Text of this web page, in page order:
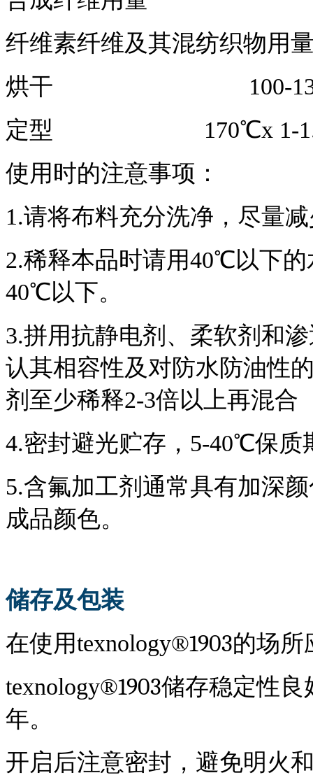
纤维素纤维及其混纺织物
烘干
100-
定型
170℃x 1-
使用时的注意事项：
1.请将布料充分洗净，尽量
2.稀释本品时请用40℃以下
40℃以下。
3.拼用抗静电剂、柔软剂和
认其相容性及对防水防油性
剂至少稀释2-3倍以上再混合
4.密封避光贮存，5-40℃保质
5.含氟加工剂通常具有加深
成品颜色。
储存及包装
在使用texnology®1903的场所
texnology®1903储存稳定性良
年。
开启后注意密封，避免明火